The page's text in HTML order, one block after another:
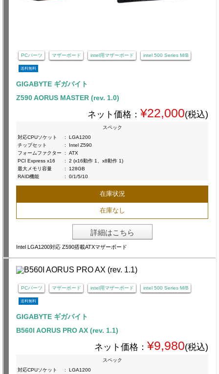
PCパーツ マザーボード intel用マザーボード intel 500 Series M/B
送料無料
GIGABYTE ギガバイト
Z590 AORUS MASTER (rev. 1.0)
ネット価格： ¥22,000(税込)
スペック
対応CPUソケット
:
LGA1200
チップセット
:
Intel Z590
フォームファクター
:
ATX
PCI Express x16
:
2 (x16動作 1、x8動作 1)
最大メモリ容量
:
128GB
RAID機能
: 0/1/5/10
在庫状況
在庫なし
詳細はこちら
Intel LGA1200対応 Z590搭載ATXマザーボード
PCパーツ マザーボード intel用マザーボード intel 500 Series M/B
送料無料
GIGABYTE ギガバイト
B560I AORUS PRO AX (rev. 1.1)
ネット価格： ¥9,980(税込)
スペック
対応CPUソケット
:
LGA1200